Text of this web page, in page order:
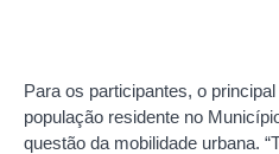
Para os participantes, o
população residente no
questão da mobilidade urbana.